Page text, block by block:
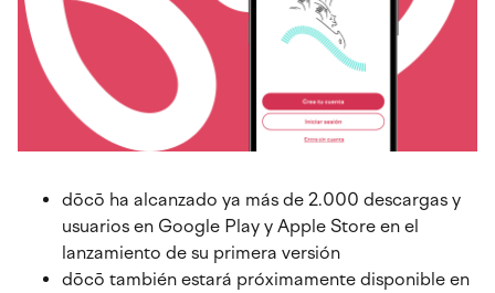
dōcō ha alcanzado ya más de 2.000 descargas y
usuarios en Google Play y Apple Store en el
lanzamiento de su primera versión
dōcō también estará próximamente disponible en